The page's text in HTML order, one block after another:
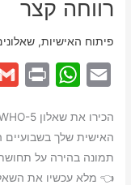
רווחה קצר
פיתוח האישיות,
a
l
W
a
s
i
t
האישית שלך
תמונה בהירה על תחושת
👈 מלא עכשיו את